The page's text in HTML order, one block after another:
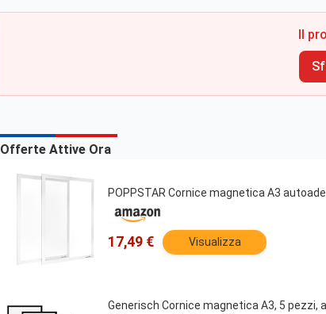
Il
Offerte Attive Ora
POPPSTAR Cornice magnetica A3
17,49 € Visualizza
Generisch Cornice magnetica A3, 5